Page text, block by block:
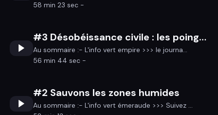
58 min 23 sec -
#3 Désobéissance civile : les poings sur les i
Au sommaire :- L'info vert empire >>> le journa...
56 min 44 sec -
#2 Sauvons les zones humides
Au sommaire :- L'info vert émeraude >>> Suivez ...